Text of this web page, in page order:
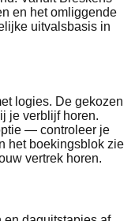
en het omliggende
uitvalsbasis in
logies. De gekozen
je verblijf horen.
— controleer je
het boekingsblok zie
vertrek horen.